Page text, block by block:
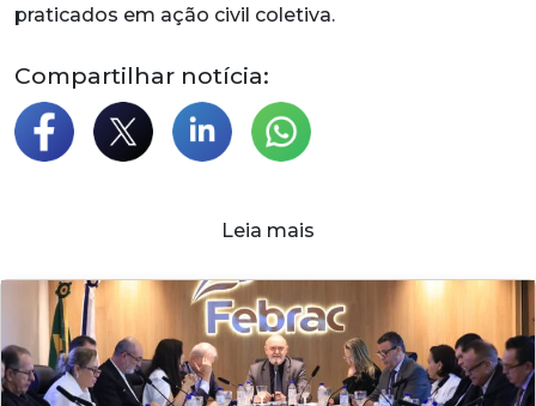
praticados em ação civil coletiva.
Compartilhar notícia:
Leia mais